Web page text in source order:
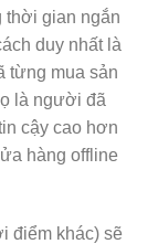
thời gian ngắn
duy nhất là
từng mua sản
là người đã
cậy cao hơn
hàng offline
điểm khác) sẽ